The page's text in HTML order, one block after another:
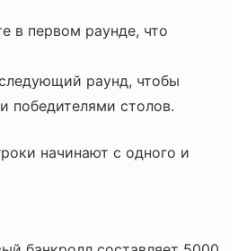
в первом раунде, что
раунд, чтобы
победителями столов.
начинают с одного и